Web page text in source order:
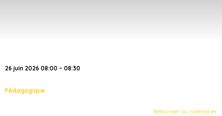
26 juin 2026 08:00 – 08:30
Pédagogique
Retourner au calendrier